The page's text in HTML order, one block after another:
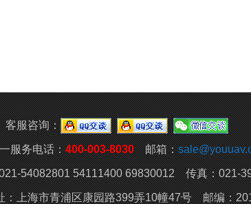
客服咨询：
服务电话：400-003-8030邮箱：
54082801 54111400 69830012 传真：021-
：上海市青浦区康园路399弄10幢47号 邮编：